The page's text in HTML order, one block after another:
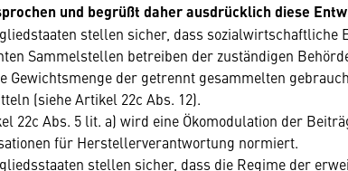
und begrüßt daher ausdrücklich diese
stellen sicher, dass sozialwirtschaftliche
Sammelstellen betreiben der zuständigen
Gewichtsmenge der getrennt gesammelten
(siehe Artikel 22c Abs. 12).
22c Abs. 5 lit. a) wird eine Ökomodulation der
für Herstellerverantwortung normiert.
stellen sicher, dass die Regime der